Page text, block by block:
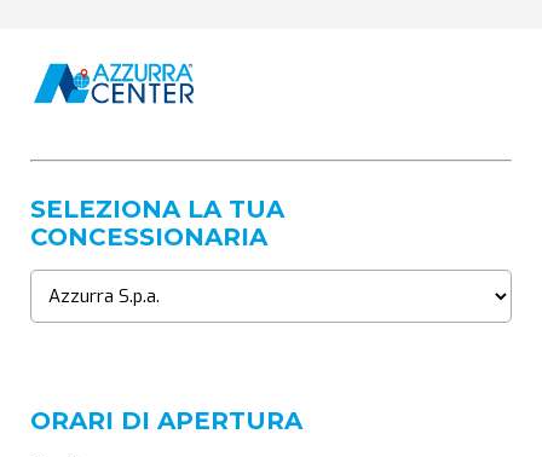
SELEZIONA LA TUA
CONCESSIONARIA
ORARI DI APERTURA